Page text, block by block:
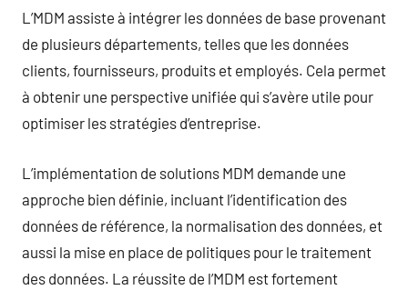
L’MDM assiste à intégrer les données de base provenant
de plusieurs départements, telles que les données
clients, fournisseurs, produits et employés. Cela permet
à obtenir une perspective unifiée qui s’avère utile pour
optimiser les stratégies d’entreprise.
L’implémentation de solutions MDM demande une
approche bien définie, incluant l’identification des
données de référence, la normalisation des données, et
aussi la mise en place de politiques pour le traitement
des données. La réussite de l’MDM est fortement